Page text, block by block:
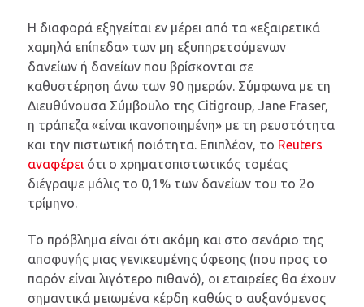
Η διαφορά εξηγείται εν μέρει από τα «εξαιρετικά
χαμηλά επίπεδα» των μη εξυπηρετούμενων
δανείων ή δανείων που βρίσκονται σε
καθυστέρηση άνω των 90 ημερών. Σύμφωνα με τη
Διευθύνουσα Σύμβουλο της Citigroup, Jane Fraser,
η τράπεζα «είναι ικανοποιημένη» με τη ρευστότητα
και την πιστωτική ποιότητα. Επιπλέον, το Reuters
αναφέρει ότι ο χρηματοπιστωτικός τομέας
διέγραψε μόλις το 0,1% των δανείων του το 2ο
τρίμηνο.
Το πρόβλημα είναι ότι ακόμη και στο σενάριο της
αποφυγής μιας γενικευμένης ύφεσης (που προς το
παρόν είναι λιγότερο πιθανό), οι εταιρείες θα έχουν
σημαντικά μειωμένα κέρδη καθώς ο αυξανόμενος